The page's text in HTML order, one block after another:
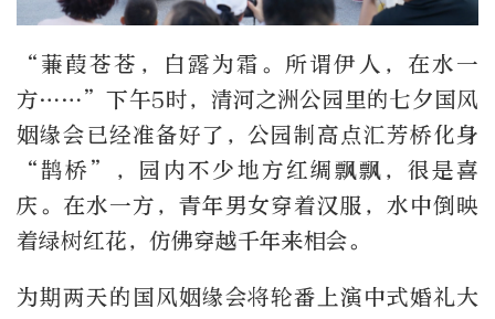
“蒹葭苍苍，白露为霜。所谓伊人，在水一
方……”下午5时，清河之洲公园里的七夕国风
姻缘会已经准备好了，公园制高点汇芳桥化身
“鹊桥”，园内不少地方红绸飘飘，很是喜
庆。在水一方，青年男女穿着汉服，水中倒映
着绿树红花，仿佛穿越千年来相会。
为期两天的国风姻缘会将轮番上演中式婚礼大